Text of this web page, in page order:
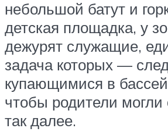
небольшой батут и
детская площадка, у
дежурят служащие,
задача которых —
купающимися в
чтобы родители могли
так далее.